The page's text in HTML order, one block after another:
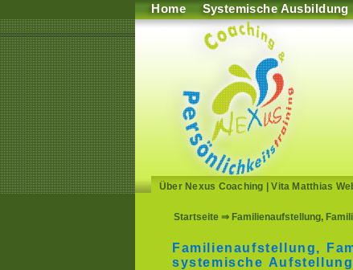
Home Systemische Ausbildung
Über Nexus Coaching |Vita Matthias
Startseite ⇒ Familienaufstellung,
Familienaufstellung,
systemische